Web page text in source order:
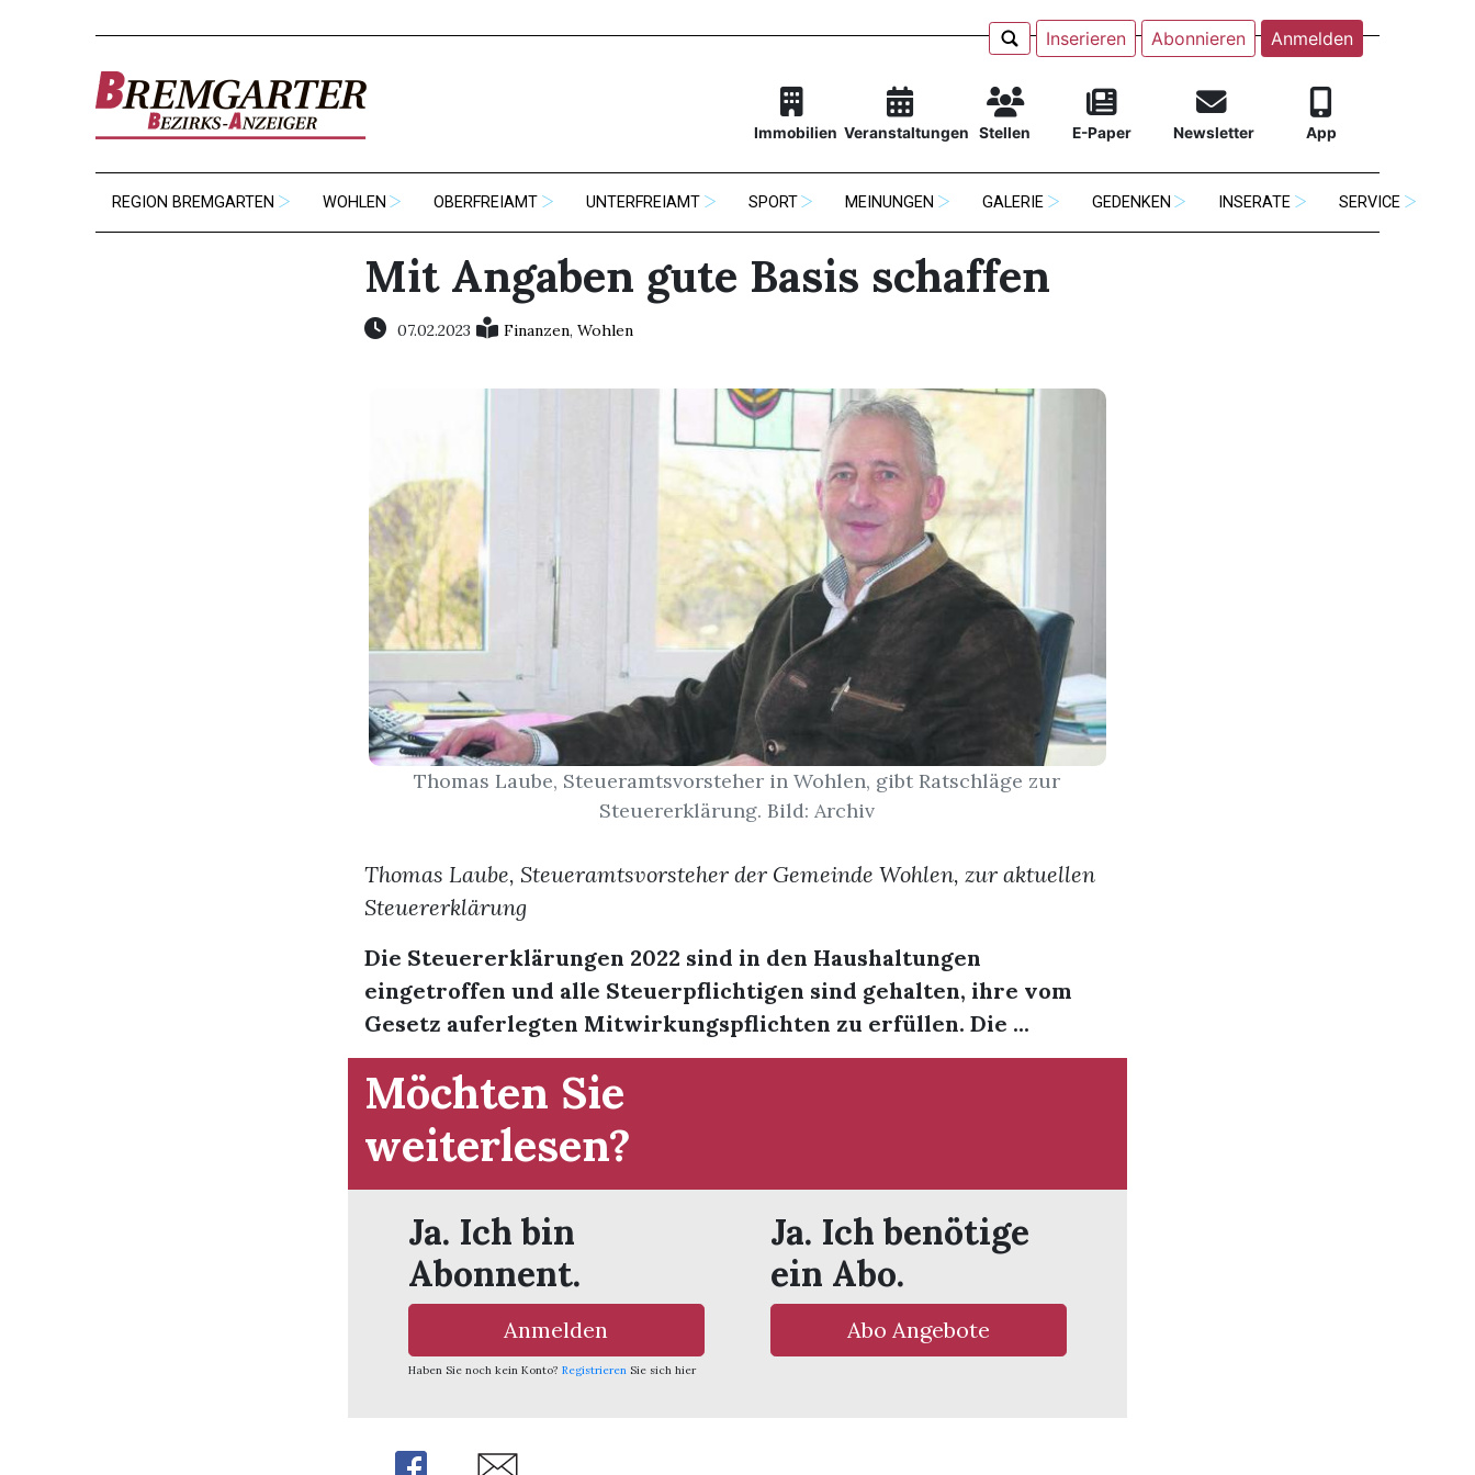
Inserieren Abonnieren Anmelden
Immobilien Veranstaltungen Stellen E-Paper Newsletter App
REGION BREMGARTEN WOHLEN OBERFREIAMT UNTERFREIAMT SPORT MEINUNGEN GALERIE GEDENKEN INSERATE SERVICE
Mit Angaben gute Basis schaffen
07.02.2023 Finanzen, Wohlen
Thomas Laube, Steueramtsvorsteher in Wohlen, gibt Ratschläge zur
Steuererklärung. Bild: Archiv
Thomas Laube, Steueramtsvorsteher der Gemeinde Wohlen, zur aktuellen
Steuererklärung
Die Steuererklärungen 2022 sind in den Haushaltungen
eingetroffen und alle Steuerpflichtigen sind gehalten, ihre vom
Gesetz auferlegten Mitwirkungspflichten zu erfüllen. Die ...
Möchten Sie
weiterlesen?
Ja. Ich bin
Abonnent.
Anmelden
Haben Sie noch kein Konto? Registrieren Sie sich hier
Ja. Ich benötige
ein Abo.
Abo Angebote
Share Share